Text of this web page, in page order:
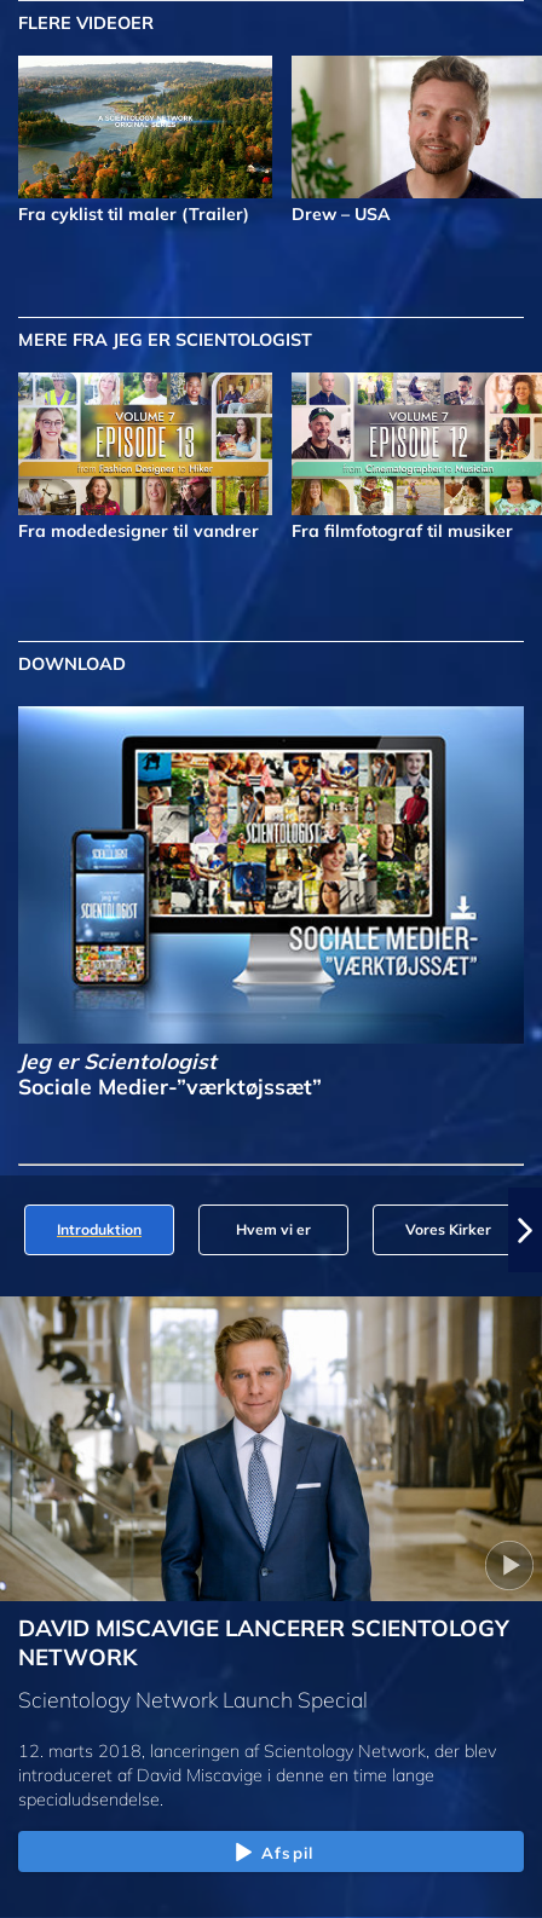
FLERE VIDEOER
Fra cyklist til maler (Trailer) Drew – USA
MERE FRA JEG ER SCIENTOLOGIST
Fra modedesigner til vandrer Fra filmfotograf til musiker
DOWNLOAD
Jeg er Scientologist
Sociale Medier-”værktøjssæt”
Introduktion Hvem vi er Vores Kirker
DAVID MISCAVIGE LANCERER SCIENTOLOGY
NETWORK
Scientology Network Launch Special
12. marts 2018, lanceringen af Scientology Network, der blev
introduceret af David Miscavige i denne en time lange
specialudsendelse.
Afspil